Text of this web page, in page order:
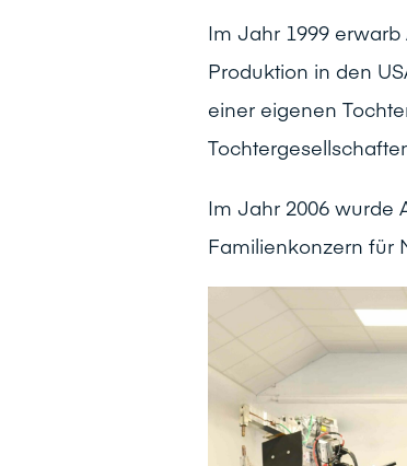
Im Jahr 1999
Produktion in den
einer eigenen
Im Jahr 2006 wurde
Familienkonzern für